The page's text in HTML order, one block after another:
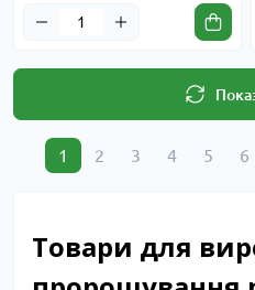
1 2 3 4 5 6
Товари для